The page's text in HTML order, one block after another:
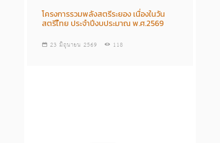
โครงการรวมพลังสตรีระยอง เนื่องในวัน
สตรีไืทย ประจำปีงบประมาณ พ.ศ.2569
23 มิถุนายน 2569 118